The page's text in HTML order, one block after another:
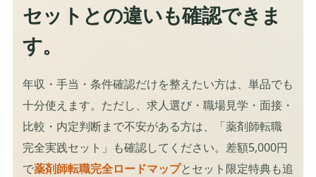
セットとの違いも確認できま
す。
年収・手当・条件確認だけを整えたい方は、単品でも
十分使えます。ただし、求人選び・職場見学・面接・
比較・内定判断まで不安がある方は、「薬剤師転職
完全実践セット」も確認してください。差額5,000円
で薬剤師転職完全ロードマップとセット限定特典も追